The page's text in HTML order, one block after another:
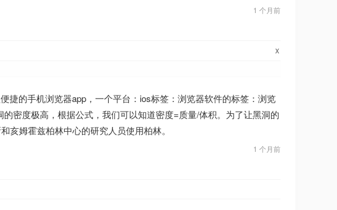
1 个月前
x
捷的手机浏览器app，一个平台：ios标签：浏览器软件的标签：浏览
密度极高，根据公式，我们可以知道密度=质量/体积。为了让黑洞的
亥姆霍兹柏林中心的研究人员使用柏林。
1 个月前